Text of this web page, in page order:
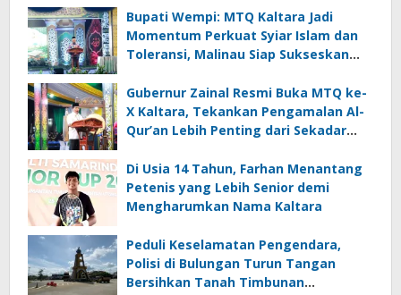
Bupati Wempi: MTQ Kaltara Jadi
Momentum Perkuat Syiar Islam dan
Toleransi, Malinau Siap Sukseskan
Gubernur Zainal Resmi Buka MTQ ke-
X Kaltara, Tekankan Pengamalan Al-
Qur’an Lebih Penting dari Sekadar
Di Usia 14 Tahun, Farhan Menantang
Petenis yang Lebih Senior demi
Mengharumkan Nama Kaltara
Peduli Keselamatan Pengendara,
Polisi di Bulungan Turun Tangan
Bersihkan Tanah Timbunan